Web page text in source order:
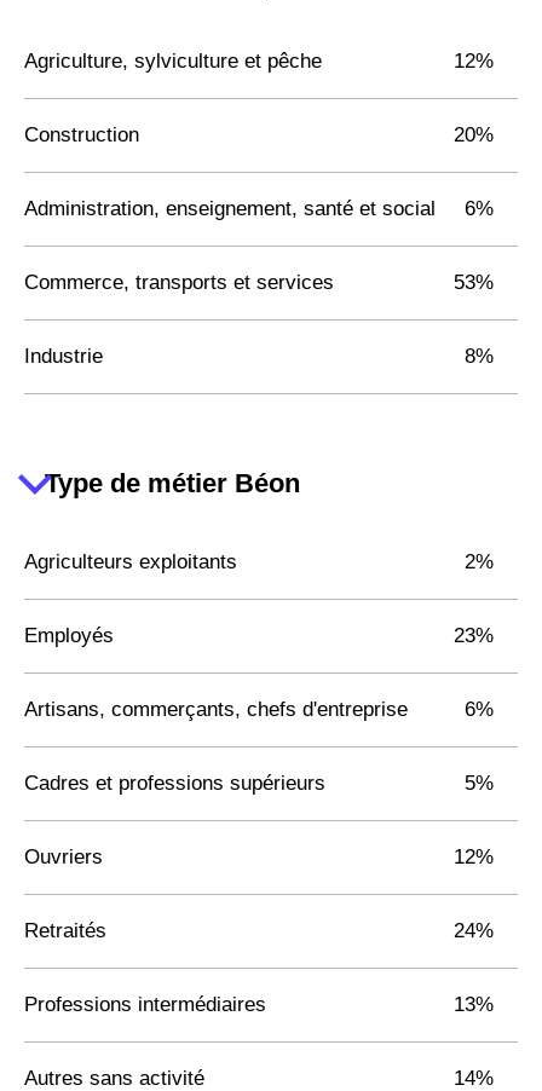
Agriculture, sylviculture et pêche 12%
Construction 20%
Administration, enseignement, santé et social 6%
Commerce, transports et services 53%
Industrie 8%
Type de métier Béon
Agriculteurs exploitants 2%
Employés 23%
Artisans, commerçants, chefs d'entreprise 6%
Cadres et professions supérieurs 5%
Ouvriers 12%
Retraités 24%
Professions intermédiaires 13%
Autres sans activité 14%